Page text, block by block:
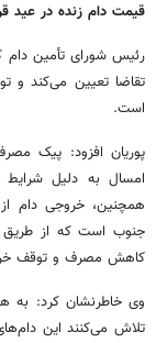
قیمت دام زنده در عید
رئیس شورای تأمین دام
تقاضا تعیین می‌کند و
است.
پوریان افزود: پیک
امسال به دلیل
همچنین، خروجی دام
جنوب است که از طریق
کاهش مصرف و توقف
وی خاطرنشان کرد: به
تلاش می‌کنند این